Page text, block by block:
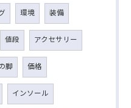
環境 装備
値段 アクセサリー
脚 価格
インソール